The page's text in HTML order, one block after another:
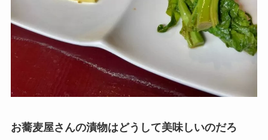
お蕎麦屋さんの漬物はどうして美味しいのだろ